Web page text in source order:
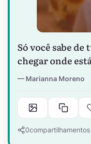
Só você sabe
chegar onde
Marianna Moreno
0compartilhamentos